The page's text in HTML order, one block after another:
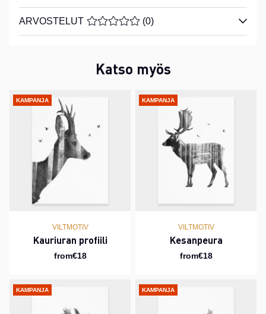
ARVOSTELUT KESKIARVOLUOKITUS 0 / 5
(0)
Katso myös
KAMPANJA
VILTMOTIV
Kauriuran profiili
from€18
KAMPANJA
VILTMOTIV
Kesanpeura
from€18
KAMPANJA KAMPANJA